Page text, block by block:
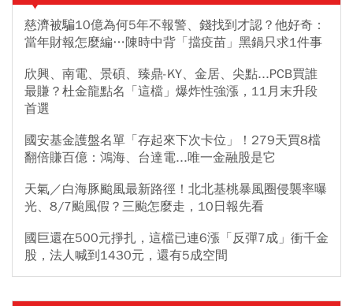
慈濟被騙10億為何5年不報警、錢找到才認？他好奇：
當年財報怎麼編…陳時中背「擋疫苗」黑鍋只求1件事
欣興、南電、景碩、臻鼎-KY、金居、尖點...PCB買誰
最賺？杜金龍點名「這檔」爆炸性強漲，11月末升段
首選
國安基金護盤名單「存起來下次卡位」！279天買8檔
翻倍賺百億：鴻海、台達電...唯一金融股是它
天氣／白海豚颱風最新路徑！北北基桃暴風圈侵襲率曝
光、8/7颱風假？三颱怎麼走，10日報先看
國巨還在500元掙扎，這檔已連6漲「反彈7成」衝千金
股，法人喊到1430元，還有5成空間